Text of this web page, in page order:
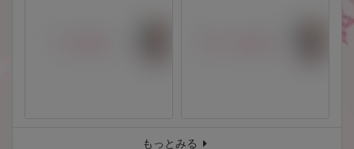
もっとみる